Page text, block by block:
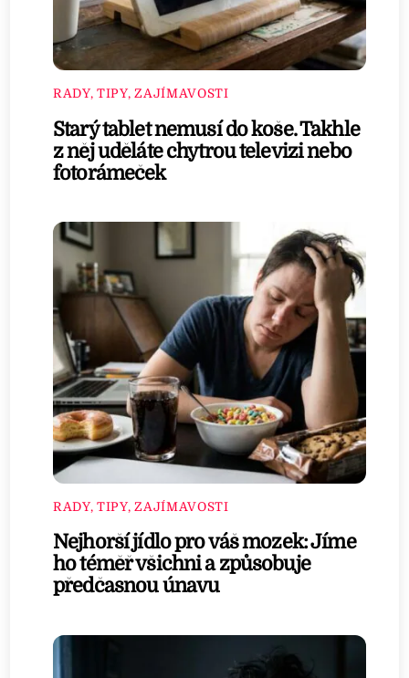
RADY, TIPY, ZAJÍMAVOSTI
Starý tablet nemusí do koše. Takhle
z něj uděláte chytrou televizi nebo
fotorámeček
RADY, TIPY, ZAJÍMAVOSTI
Nejhorší jídlo pro váš mozek: Jíme
ho téměř všichni a způsobuje
předčasnou únavu